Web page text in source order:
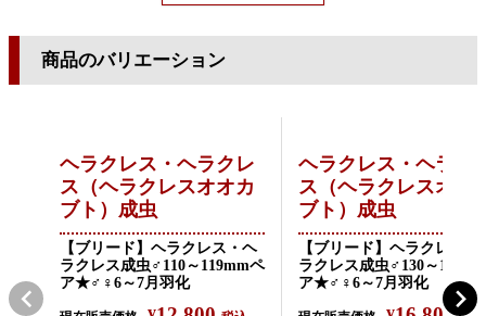
商品のバリエーション
ヘラクレス・ヘラクレ
ス（ヘラクレスオオカ
ブト）成虫
【ブリード】ヘラクレス・ヘ
ラクレス成虫♂110～119mmペ
ア★♂♀6～7月羽化
ヘラクレス・ヘラク
ス（ヘラクレスオオ
ブト）成虫
【ブリード】ヘラクレス・
ラクレス成虫♂130～
ア★♂♀6～7月羽化